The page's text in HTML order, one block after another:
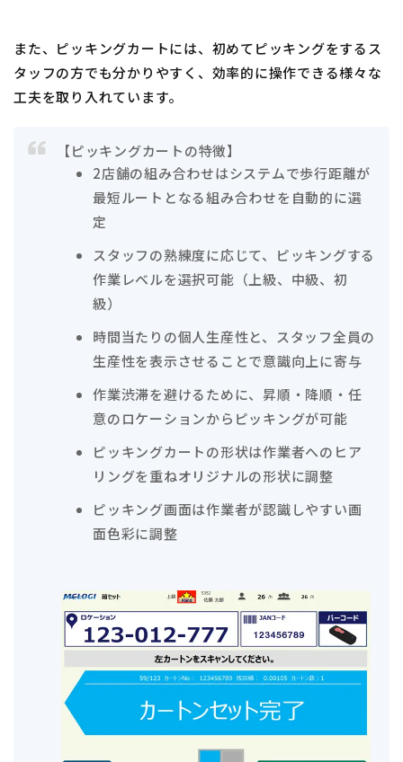
また、ピッキングカートには、初めてピッキングをするス
タッフの方でも分かりやすく、効率的に操作できる様々な
工夫を取り入れています。
【ピッキングカートの特徴】
2店舗の組み合わせはシステムで歩行距離が
最短ルートとなる組み合わせを自動的に選
定
スタッフの熟練度に応じて、ピッキングする
作業レベルを選択可能（上級、中級、初
級）
時間当たりの個人生産性と、スタッフ全員の
生産性を表示させることで意識向上に寄与
作業渋滞を避けるために、昇順・降順・任
意のロケーションからピッキングが可能
ピッキングカートの形状は作業者へのヒア
リングを重ねオリジナルの形状に調整
ピッキング画面は作業者が認識しやすい画
面色彩に調整